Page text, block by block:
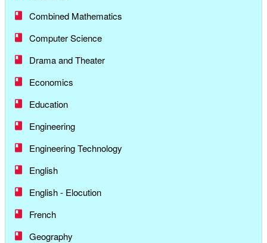
Combined Mathematics
Computer Science
Drama and Theater
Economics
Education
Engineering
Engineering Technology
English
English - Elocution
French
Geography